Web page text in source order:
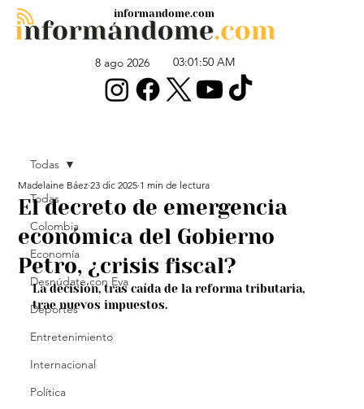
8 ago 2026 03:01:50 AM
informandome.com
Todas
Colombia
Economía
Desnúdate con Eva
Deportes
Entretenimiento
Internacional
Política
Todas
El decreto de emergencia
económica del Gobierno
Petro, ¿crisis fiscal?
Madelaine Báez 23 dic 2025 1 min de lectura
La decisión, tras caída de la reforma tributaria,
trae nuevos impuestos.